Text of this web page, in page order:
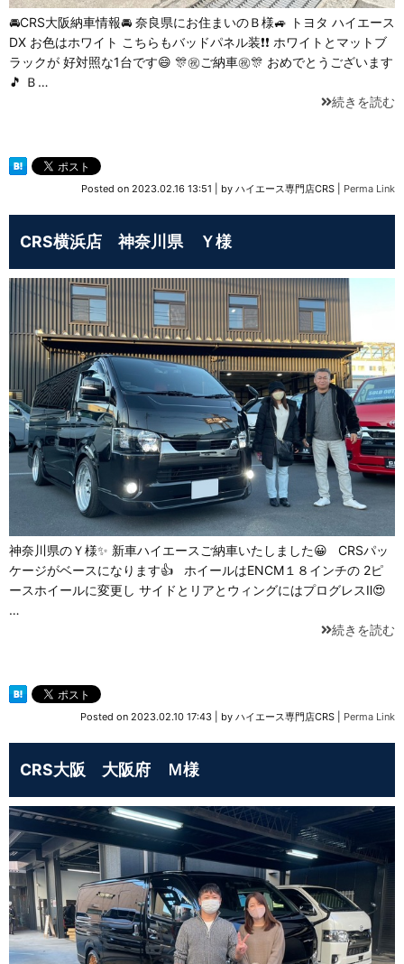
🚘CRS大阪納車情報🚘 奈良県にお住まいのＢ様🚙 トヨタ ハイエース
DX お色はホワイト こちらもバッドパネル装❗❗ ホワイトとマットブ
ラックが 好対照な1台です😄 🎊㊗️ご納車㊗️🎊 おめでとうございます
🎵 Ｂ…
続きを読む
Posted on 2023.02.16 13:51 by ハイエース専門店CRS Perma Link
CRS横浜店 神奈川県 Ｙ様
神奈川県のＹ様✨ 新車ハイエースご納車いたしました😀 CRSパッ
ケージがベースになります👍 ホイールはENCM１８インチの 2ピ
ースホイールに変更し サイドとリアとウィングにはプログレスⅡ😍
…
続きを読む
Posted on 2023.02.10 17:43 by ハイエース専門店CRS Perma Link
CRS大阪 大阪府 Ｍ様